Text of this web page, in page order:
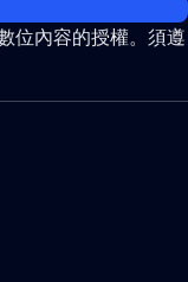
位內容的授權。須遵